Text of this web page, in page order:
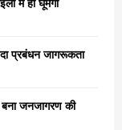
में ही घूमेगा
प्रबंधन जागरूकता
बना जनजागरण की